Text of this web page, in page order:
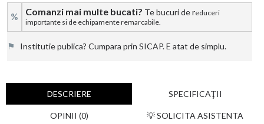
% Comanzi mai multe bucati? Te bucuri de reduceri
importante si de echipamente remarcabile.
⚑ Institutie publica? Cumpara prin SICAP. E atat de simplu.
DESCRIERE SPECIFICAŢII
OPINII (0) 💡 SOLICITA ASISTENTA